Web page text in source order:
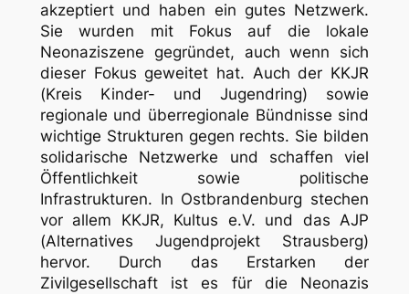
akzeptiert und haben ein gutes Netzwerk.
Sie wurden mit Fokus auf die lokale
Neonaziszene gegründet, auch wenn sich
dieser Fokus geweitet hat. Auch der KKJR
(Kreis Kinder- und Jugendring) sowie
regionale und überregionale Bündnisse sind
wichtige Strukturen gegen rechts. Sie bilden
solidarische Netzwerke und schaffen viel
Öffentlichkeit sowie politische
Infrastrukturen. In Ostbrandenburg stechen
vor allem KKJR, Kultus e.V. und das AJP
(Alternatives Jugendprojekt Strausberg)
hervor. Durch das Erstarken der
Zivilgesellschaft ist es für die Neonazis